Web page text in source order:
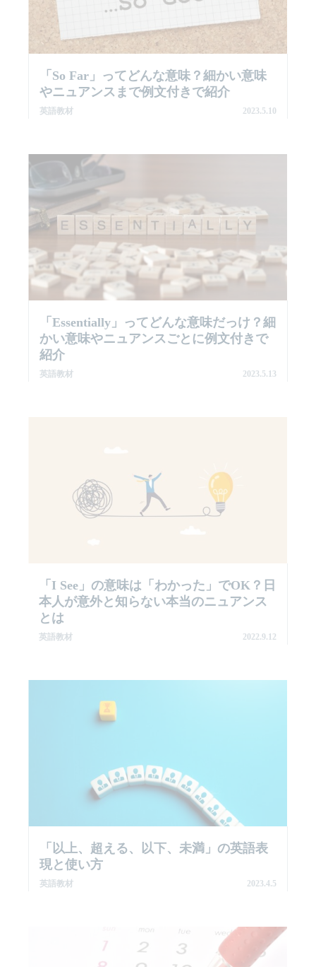
「So Far」ってどんな意味？細かい意味
やニュアンスまで例文付きで紹介
英語教材 2023.5.10
「essentially」ってどんな意味だっけ？細
かい意味やニュアンスごとに例文付きで
紹介
英語教材 2023.5.13
「I See」の意味は「わかった」でOK？日
本人が意外と知らない本当のニュアンス
とは
英語教材 2022.9.12
「以上、超える、以下、未満」の英語表
現と使い方
英語教材 2023.4.5